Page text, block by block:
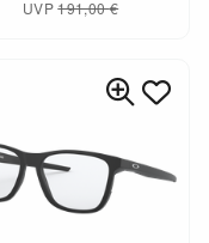
UVP191,00€